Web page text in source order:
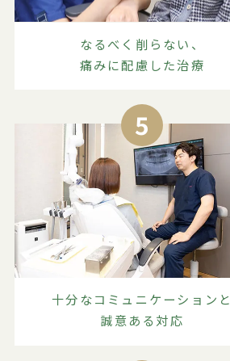
なるべく削らない、
痛みに配慮した治療
5
十分なコミュニケーションと
誠意ある対応